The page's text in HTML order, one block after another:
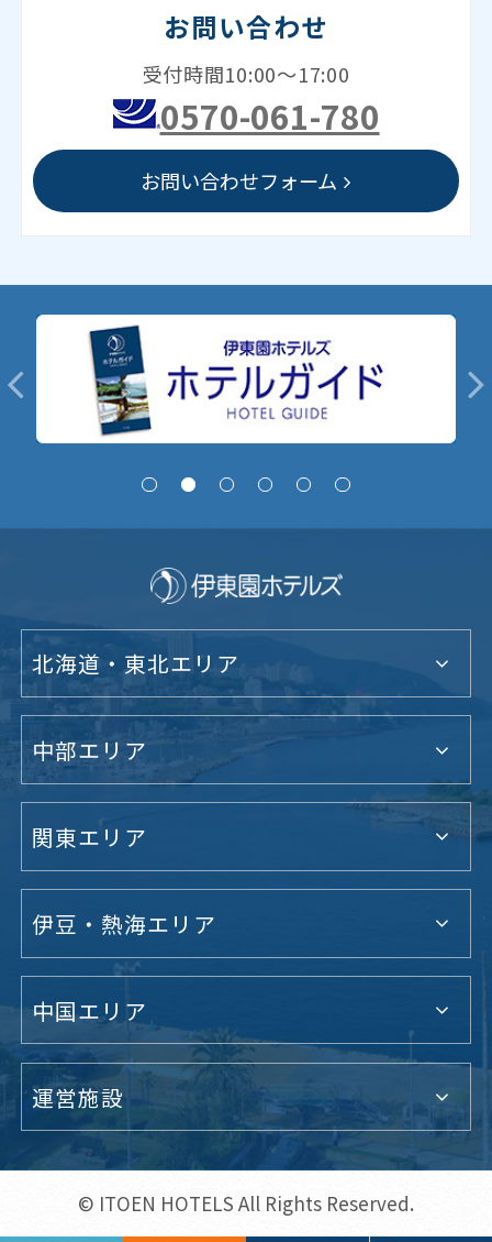
お問い合わせ
受付時間10:00～17:00
0570-061-780
お問い合わせフォーム
北海道・東北エリア
中部エリア
関東エリア
伊豆・熱海エリア
中国エリア
運営施設
© ITOEN HOTELS All Rights Reserved.